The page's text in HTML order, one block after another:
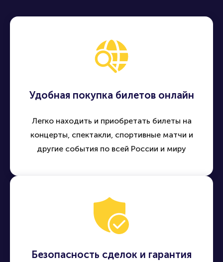
Удобная покупка билетов онлайн
Легко находить и приобретать билеты на
концерты, спектакли, спортивные матчи и
другие события по всей России и миру
Безопасность сделок и гарантия